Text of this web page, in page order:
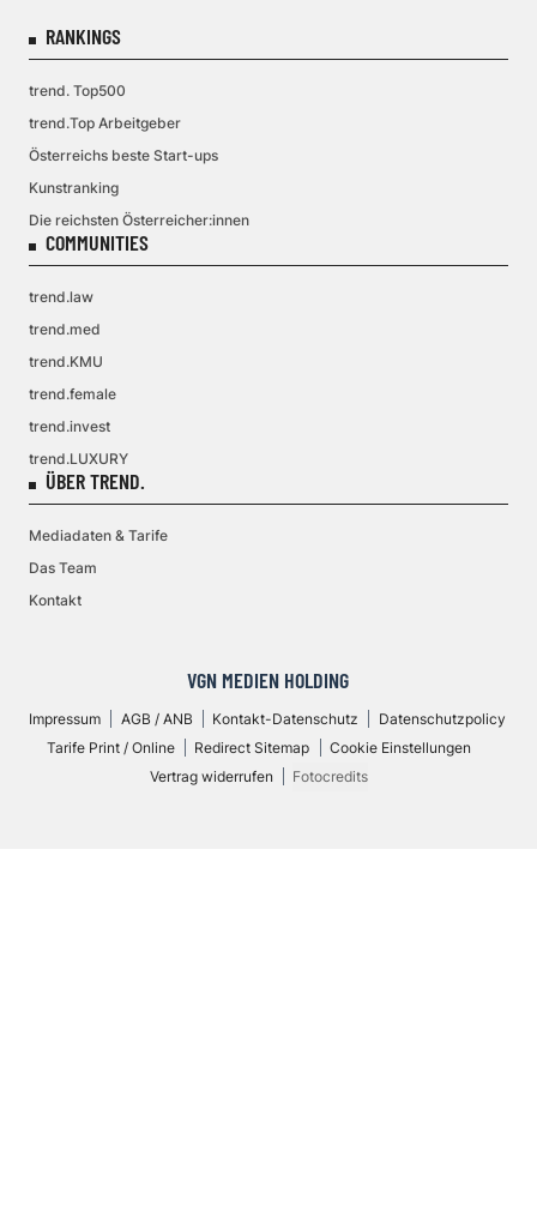
RANKINGS
trend. Top500
trend.Top Arbeitgeber
Österreichs beste Start-ups
Kunstranking
Die reichsten Österreicher:innen
COMMUNITIES
trend.law
trend.med
trend.KMU
trend.female
trend.invest
trend.LUXURY
ÜBER TREND.
Mediadaten & Tarife
Das Team
Kontakt
VGN MEDIEN HOLDING
Impressum AGB / ANB Kontakt-Datenschutz
Datenschutzpolicy
Tarife Print / Online
Redirect Sitemap
Cookie Einstellungen
Vertrag widerrufen
Fotocredits